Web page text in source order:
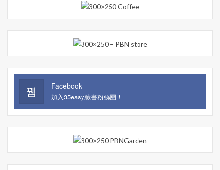
Facebook
加入35easy臉書粉絲團！